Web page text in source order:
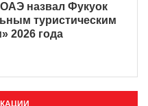
назвал Фукуок
туристическим
2026 года